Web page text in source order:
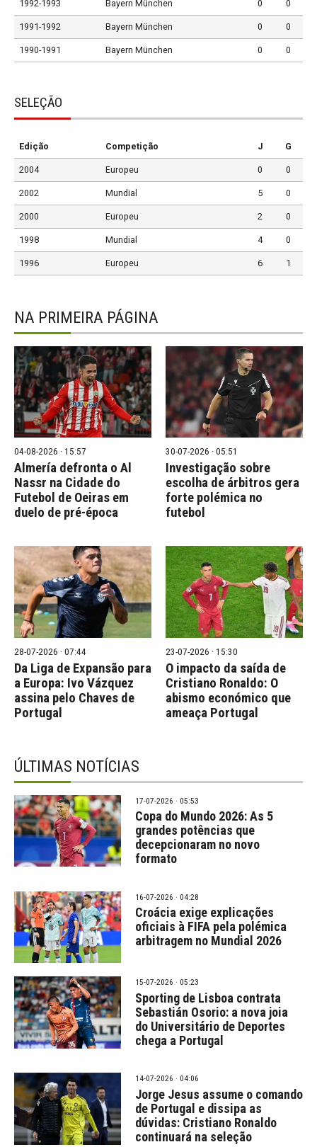
1992-1993 Bayern München 0 0
1991-1992 Bayern München 0 0
1990-1991 Bayern München 0 0
SELEÇÃO
Edição Competição J G
2004 Europeu 0 0
2002 Mundial 5 0
2000 Europeu 2 0
1998 Mundial 4 0
1996 Europeu 6 1
NA PRIMEIRA PÁGINA
04-08-2026 · 15:57
Almería defronta o Al
Nassr na Cidade do
Futebol de Oeiras em
duelo de pré-época
30-07-2026 · 05:51
Investigação sobre
escolha de árbitros gera
forte polémica no
futebol
28-07-2026 · 07:44
Da Liga de Expansão para
a Europa: Ivo Vázquez
assina pelo Chaves de
Portugal
23-07-2026 · 15:30
O impacto da saída de
Cristiano Ronaldo: O
abismo económico que
ameaça Portugal
ÚLTIMAS NOTÍCIAS
17-07-2026 · 05:53
Copa do Mundo 2026: As 5
grandes potências que
decepcionaram no novo
formato
16-07-2026 · 04:28
Croácia exige explicações
oficiais à FIFA pela polémica
arbitragem no Mundial 2026
15-07-2026 · 05:23
Sporting de Lisboa contrata
Sebastián Osorio: a nova joia
do Universitário de Deportes
chega a Portugal
14-07-2026 · 04:06
Jorge Jesus assume o comando
de Portugal e dissipa as
dúvidas: Cristiano Ronaldo
continuará na seleção